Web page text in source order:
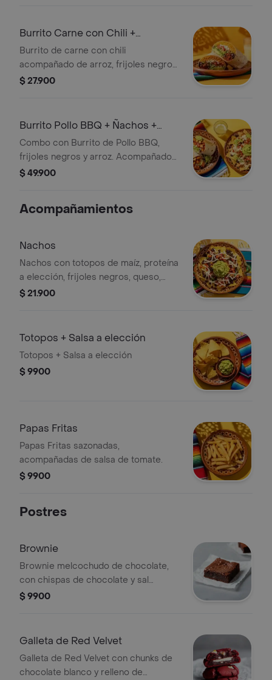
Burrito Carne con Chili +
Limonada
Burrito de carne con chili
acompañado de arroz, frijoles negros,
guacamole, tomate y queso, junto a
$ 27.900
Burrito Pollo BBQ + Ñachos +
Limonada
Combo con Burrito de Pollo BBQ,
frijoles negros y arroz. Acompañado
de Ñachos con pollo, queso, frijoles
$ 49.900
Acompañamientos
Nachos
Nachos con totopos de maíz, proteína
a elección, frijoles negros, queso,
guacamole y pico de gallo.
$ 21.900
Totopos + Salsa a elección
Totopos + Salsa a elección
$ 9900
Papas Fritas
Papas Fritas sazonadas,
acompañadas de salsa de tomate.
$ 9900
Postres
Brownie
Brownie melcochudo de chocolate,
con chispas de chocolate y sal
marina.
$ 9900
Galleta de Red Velvet
Galleta de Red Velvet con chunks de
chocolate blanco y relleno de